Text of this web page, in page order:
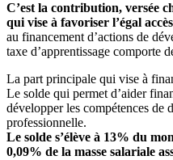
C’est la contribution, versée
qui vise à favoriser l’égal
au financement d’actions de
taxe d’apprentissage comporte
La part principale qui vise à
Le solde qui permet d’aider
développer les compétences de
professionnelle.
Le solde s’élève à 13% du
0,09% de la masse salariale